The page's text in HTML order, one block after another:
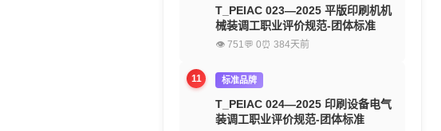
T_PEIAC 023—2025 平版印刷机机
械装调工职业评价规范-团体标准
👁 751💬 0⏰ 384天前
11 标准品牌
T_PEIAC 024—2025 印刷设备电气
装调工职业评价规范-团体标准